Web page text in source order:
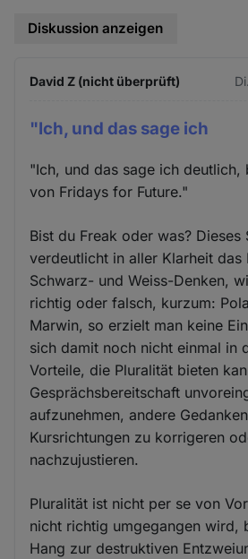
Diskussion anzeigen
David Z (nicht überprüft)
"Ich, und das sage ich
"Ich, und das sage ich deutlich,
von Fridays for Future."
Bist du Freak oder was? Dieses
verdeutlicht in aller Klarheit das
Schwarz- und Weiss-Denken,
richtig oder falsch, kurzum:
Marwin, so erzielt man keine
sich damit noch nicht einmal in
Vorteile, die Pluralität bieten
Gesprächsbereitschaft
aufzunehmen, andere
Kursrichtungen zu korrigeren
nachzujustieren.
Pluralität ist nicht per se von
nicht richtig umgegangen wird,
Hang zur destruktiven